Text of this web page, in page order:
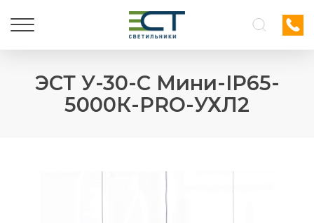
ЭСТ У-30-С Мини-IP65-
5000К-PRO-УХЛ2